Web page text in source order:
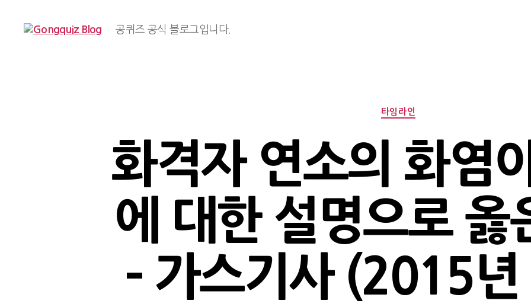
공퀴즈 공식 블로그입니다.
Categories
타임라인
화격자 연소의 화염
에 대한 설명으로 옳
– 가스기사 (2015